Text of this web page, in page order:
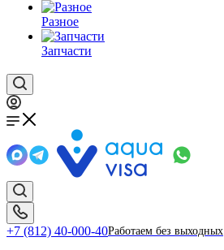
Разное
Запчасти
+7 (812) 40-000-40Работаем без выходных